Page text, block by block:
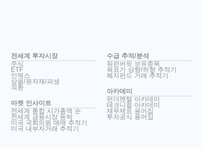
전세계 투자시장
주식
ETF
인덱스
상품/원자재/파생
외환
마켓 인사이트
전세계 통합 시가총액 순
전세계 금융시장 등락
미국 국회의원 매매 추적기
미국 내부자거래 추적기
수급 추적/분석
워런버핏 보유종목
목표가 상향/하향 추적기
헤지펀드 거래 추적기
아카데미
펀더멘털 아카데미
테크니컬 아카데미
재무제표 용어집
투자공식 용어집